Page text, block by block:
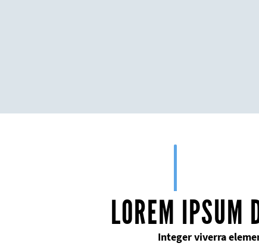
LOREM IPSUM
Integer viverra